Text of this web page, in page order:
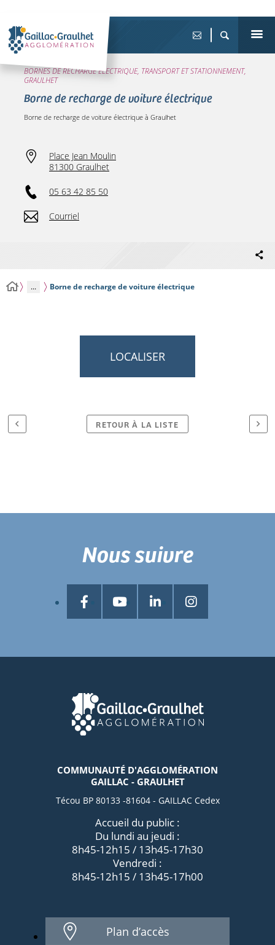
BORNES DE RECHARGE ÉLECTRIQUE, TRANSPORT ET STATIONNEMENT,
GRAULHET
Borne de recharge de voiture électrique
Borne de recharge de voiture électrique à Graulhet
Place Jean Moulin
81300 Graulhet
05 63 42 85 50
Courriel
... Borne de recharge de voiture électrique
LOCALISER
RETOUR À LA LISTE
COMMUNAUTÉ D'AGGLOMÉRATION
GAILLAC - GRAULHET
Técou BP 80133 -81604 - GAILLAC Cedex
Accueil du public :
Du lundi au jeudi :
8h45-12h15 / 13h45-17h30
Vendredi :
8h45-12h15 / 13h45-17h00
Plan d’accès
Nous suivre